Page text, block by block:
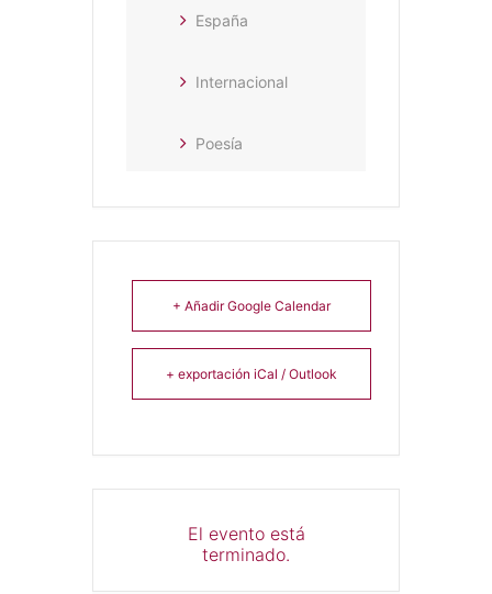
España
Internacional
Poesía
+ Añadir Google Calendar
+ exportación iCal / Outlook
El evento está
terminado.